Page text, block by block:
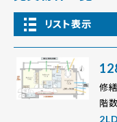
リスト表示
修
階